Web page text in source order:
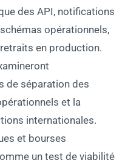
des API, notifications
opérationnels,
en production.
de séparation des
et la
internationales.
et bourses
un test de viabilité